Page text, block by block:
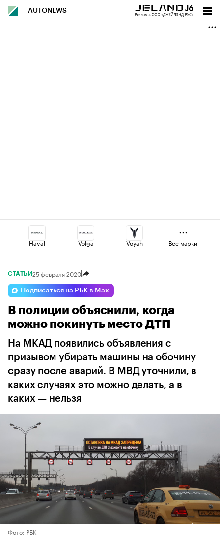
AUTONEWS
Haval Volga Voyah
Lada Esteo
Geely Omoda Jaecoo
Все марки
СТАТЬИ25 февраля 2020
Подписаться на РБК в Max
В полиции объяснили, когда
можно покинуть место ДТП
На МКАД появились объявления с
призывом убирать машины на обочину
сразу после аварий. В МВД уточнили, в
каких случаях это можно делать, а в
каких — нельзя
Фото: РБК